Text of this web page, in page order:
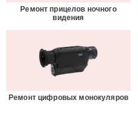
Ремонт прицелов ночного
видения
Ремонт цифровых монокуляров